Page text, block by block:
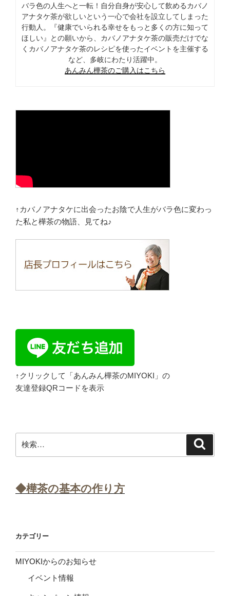
バラ色の人生へと一転！自分自身が安心して飲めるカバノ
アナタケ茶が欲しいという一心で会社を設立してしまった
行動人。『健康でいられる幸せをもっと多くの方に知って
ほしい』との願いから、カバノアナタケ茶の販売だけでな
くカバノアナタケ茶のレシピを使ったイベントを主催する
など、多岐にわたり活躍中。
あんみん樺茶のご購入はこちら
↑カバノアナタケに出会ったお陰で人生がバラ色に変わっ
た私と樺茶の物語、見てね♪
↑クリックして「あんみん樺茶のMIYOKI」の
友達登録QRコードを表示
索:
◆樺茶の基本の作り方
カテゴリー
MIYOKIからのお知らせ
イベント情報